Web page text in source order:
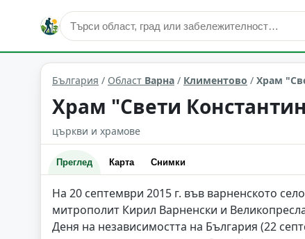
култура и изкуство Климентово Област: Варна
България / Област Варна / Климентово / Храм
Храм "Свети
църкви и храмове
Преглед Карта Снимки
На 20 септември 2015 г. във варненското
митрополит Кирил Варненски и
Деня на независимостта на България (22